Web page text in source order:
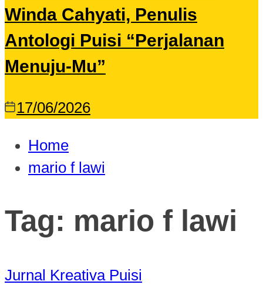
Winda Cahyati, Penulis
Antologi Puisi “Perjalanan
Menuju-Mu”
17/06/2026
Home
mario f lawi
Tag: mario f lawi
Jurnal Kreativa Puisi